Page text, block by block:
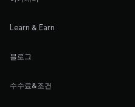
Learn & Earn
블로그
수수료&조건